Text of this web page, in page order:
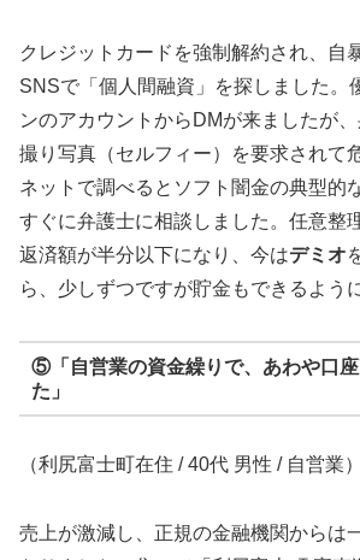
クレジットカードを強制解約され、自
SNSで「個人間融資」を探しました。
ンのアカウントからDMが来ましたが
撮り写真（セルフィー）を要求されて
ネットで調べるとソフト闇金の典型的
すぐに弁護士に相談しました。任意整
返済額が半分以下になり、今はデミオ
ら、少しずつですが貯金もできるよう
⑤「自営業の資金繰りで、あわや口
た」
（利尻富士町在住 / 40代 男性 / 自営業）
売上が激減し、正規の金融機関からは